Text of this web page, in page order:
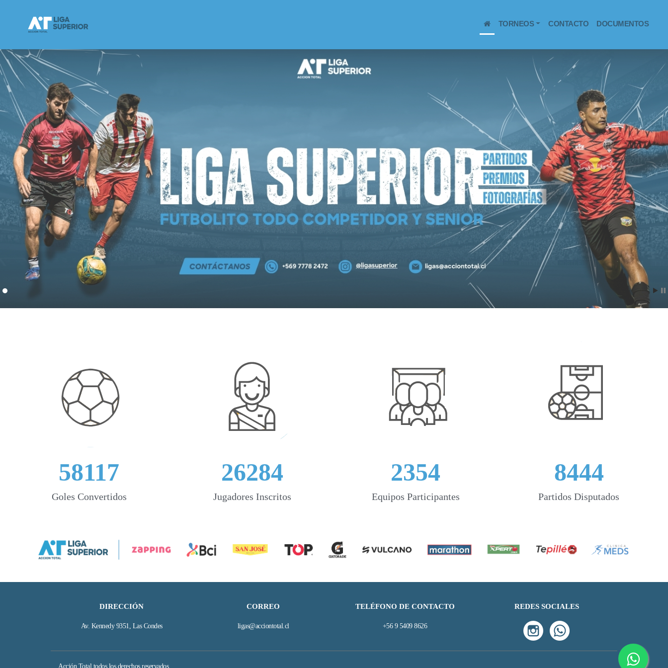
(CURRENT)
TORNEOS CONTACTO DOCUMENTOS
58117
Goles Convertidos
26284
Jugadores Inscritos
2354
Equipos Participantes
8444
Partidos Disputados
DIRECCIÓN
Av. Kennedy 9351, Las Condes
CORREO
ligas@acciontotal.cl
TELÉFONO DE CONTACTO
+56 9 5409 8626
REDES SOCIALES
Acción Total todos los derechos reservados.